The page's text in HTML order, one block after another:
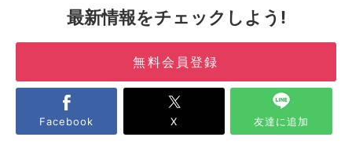
最新情報をチェックしよう!
無料会員登録
Facebook X 友達に追加